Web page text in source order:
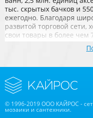
тыс. скрытых бачков и
ежегодно. Благодаря
развитой торговой сети,
свои товары в более
которые вошли в
VitrA, такие как Engers
известность и
продукции для ванных
© 1996-2019 ООО КАЙРОС -
мозаики и сантехники.